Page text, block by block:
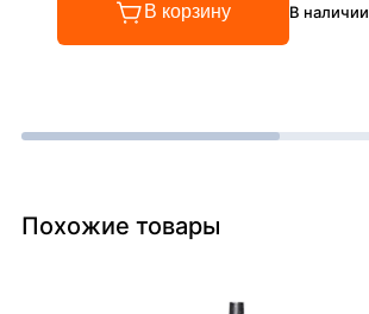
В корзину В наличии
Похожие товары